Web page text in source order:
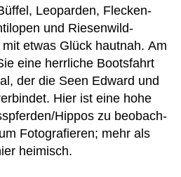
Leo­par­den, Fle­cken­
und Rie­sen­wild­
etwas Glück haut­nah. Am
eine herr­li­che Boots­fahrt
der die Seen Edward und
Hier ist eine hohe
Hippos zu beob­ach­
Foto­gra­fie­ren; mehr als
heimisch.